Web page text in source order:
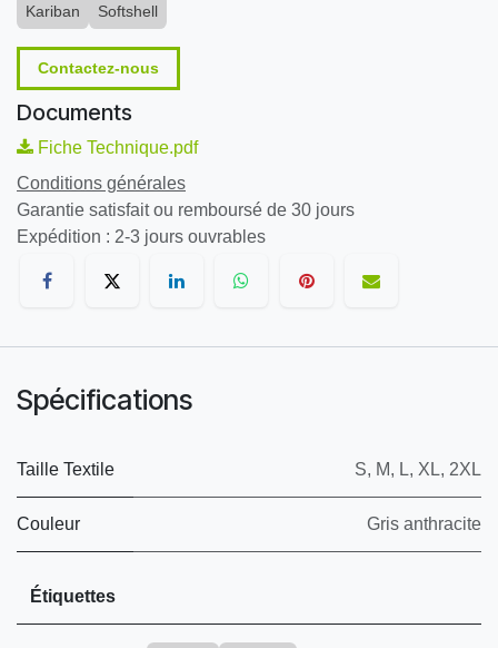
Kariban Softshell
Contactez-nous
Documents
Fiche Technique.pdf
Conditions générales
Garantie satisfait ou remboursé de 30 jours
Expédition : 2-3 jours ouvrables
Spécifications
Taille Textile S, M, L, XL, 2XL
Couleur Gris anthracite
Étiquettes